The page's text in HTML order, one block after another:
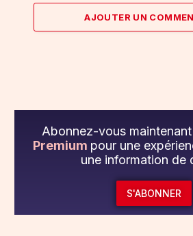
AJOUTER UN
Abonnez-vous
Premium pour une
une information de
S'ABONNER